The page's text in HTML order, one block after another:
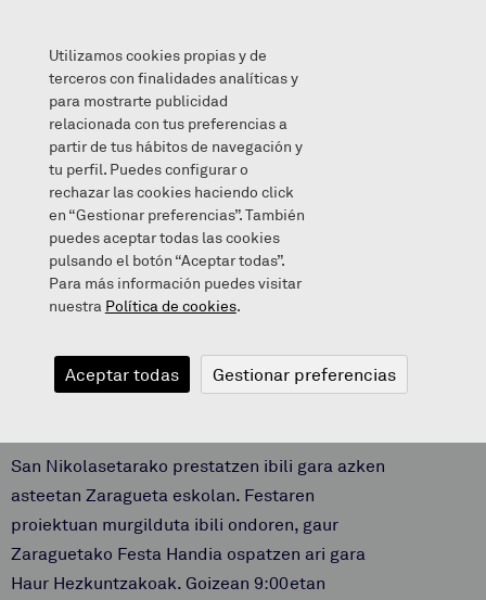
ZARAGUETAKO FESTA HANDIA
2016/11/17
ZARAGUETAKO
FESTA HANDIA
San Nikolasetarako prestatzen ibili gara azken
asteetan Zaragueta eskolan. Festaren
proiektuan murgilduta ibili ondoren, gaur
Zaraguetako Festa Handia ospatzen ari gara
Haur Hezkuntzakoak. Goizean 9:00etan
Utilizamos cookies propias y de
terceros con finalidades analíticas y
para mostrarte publicidad
relacionada con tus preferencias a
partir de tus hábitos de navegación y
tu perfil. Puedes configurar o
rechazar las cookies haciendo click
en “Gestionar preferencias”. También
puedes aceptar todas las cookies
pulsando el botón “Aceptar todas”.
Para más información puedes visitar
nuestra Política de cookies.
Aceptar todas Gestionar preferencias